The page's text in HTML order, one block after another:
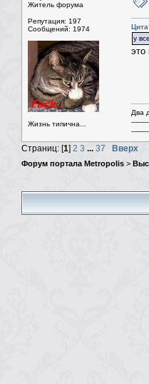
Житель форума
Репутация: 197
Сообщений: 1974
Жизнь типична...
у
это
Два
Страниц: [1] 2 3 ... 37 Вверх
Форум портала Metropolis >